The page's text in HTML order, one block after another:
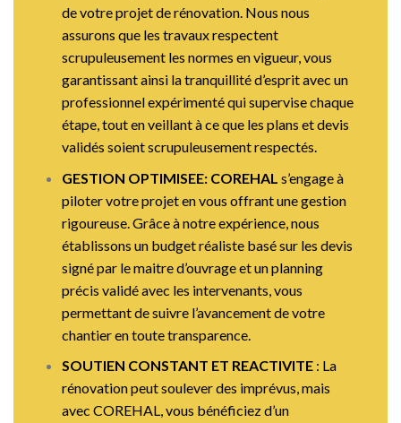
de votre projet de rénovation. Nous nous
assurons que les travaux respectent
scrupuleusement les normes en vigueur, vous
garantissant ainsi la tranquillité d’esprit avec un
professionnel expérimenté qui supervise chaque
étape, tout en veillant à ce que les plans et devis
validés soient scrupuleusement respectés.
GESTION OPTIMISEE: COREHAL s’engage à
piloter votre projet en vous offrant une gestion
rigoureuse. Grâce à notre expérience, nous
établissons un budget réaliste basé sur les devis
signé par le maitre d’ouvrage et un planning
précis validé avec les intervenants, vous
permettant de suivre l’avancement de votre
chantier en toute transparence.
SOUTIEN CONSTANT ET REACTIVITE : La
rénovation peut soulever des imprévus, mais
avec COREHAL, vous bénéficiez d’un